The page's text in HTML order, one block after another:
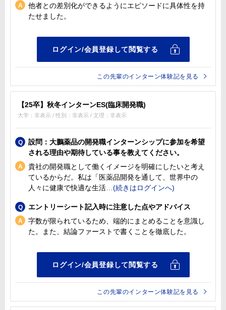
他者との差別化ができるようにエピソードに具体性を持
たせました。
この先輩のインターン体験記を見る
【25卒】秋冬インターンES(臨床開発職)
大学：非表示 / 性別：非表示 / 文理：非表示
設問：大鵬薬品の開発職インターンシップに参加を希望
される理由や期待している事を教えてください。
貴社の開発職として働くイメージを明確にしたいと考え
ているからだ。私は「医薬品開発を通して、世界中の
人々に健康で快適な生活
エントリーシート記入時に注意した点やアドバイス
字数が限られているため、端的にまとめることを意識し
た。また、結論ファーストで書くことを徹底した。
この先輩のインターン体験記を見る